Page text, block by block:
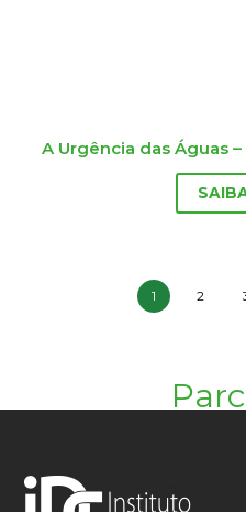
A Urgência das Águas
1 2